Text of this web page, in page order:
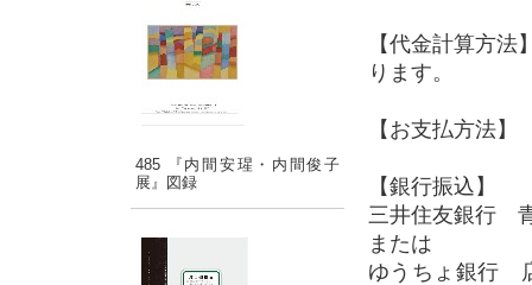
485 『内間安瑆・内間俊子
展』図録
【代金計算方
ります。
【お支払方法】
【銀行振込】
三井住友銀行
または
ゆうちょ銀行